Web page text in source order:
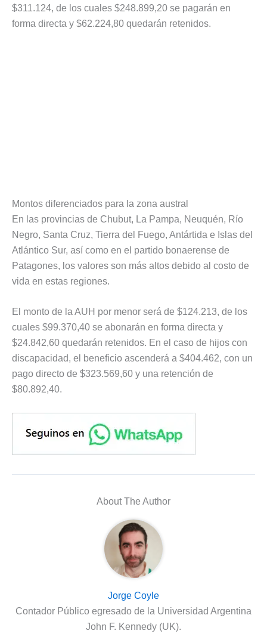
$311.124, de los cuales $248.899,20 se pagarán en
forma directa y $62.224,80 quedarán retenidos.
Montos diferenciados para la zona austral
En las provincias de Chubut, La Pampa, Neuquén, Río
Negro, Santa Cruz, Tierra del Fuego, Antártida e Islas del
Atlántico Sur, así como en el partido bonaerense de
Patagones, los valores son más altos debido al costo de
vida en estas regiones.
El monto de la AUH por menor será de $124.213, de los
cuales $99.370,40 se abonarán en forma directa y
$24.842,60 quedarán retenidos. En el caso de hijos con
discapacidad, el beneficio ascenderá a $404.462, con un
pago directo de $323.569,60 y una retención de
$80.892,40.
About The Author
Jorge Coyle
Contador Público egresado de la Universidad Argentina
John F. Kennedy (UK).